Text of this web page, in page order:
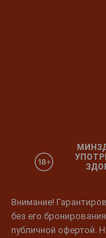
Внимание!
без его
публичной офертой.